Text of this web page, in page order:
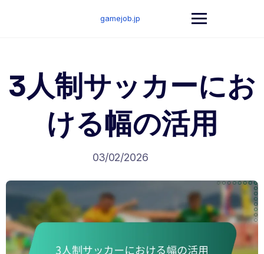
gamejob.jp
3人制サッカーにお
ける幅の活用
03/02/2026